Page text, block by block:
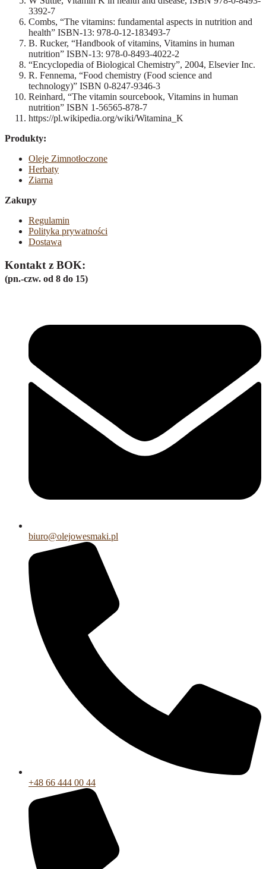
3392-7
Combs, “The vitamins: fundamental aspects in nutrition and
health” ISBN-13: 978-0-12-183493-7
B. Rucker, “Handbook of vitamins, Vitamins in human
nutrition” ISBN-13: 978-0-8493-4022-2
“Encyclopedia of Biological Chemistry”, 2004, Elsevier Inc.
R. Fennema, “Food chemistry (Food science and
technology)” ISBN 0-8247-9346-3
Reinhard, “The vitamin sourcebook, Vitamins in human
nutrition” ISBN 1-56565-878-7
https://pl.wikipedia.org/wiki/Witamina_K
Produkty:
Oleje Zimnotłoczone
Herbaty
Ziarna
Zakupy
Regulamin
Polityka prywatności
Dostawa
Kontakt z BOK:
(pn.-czw. od 8 do 15)
biuro@olejowesmaki.pl
+48 66 444 00 44